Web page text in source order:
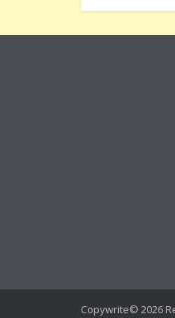
Copywrite© 2026